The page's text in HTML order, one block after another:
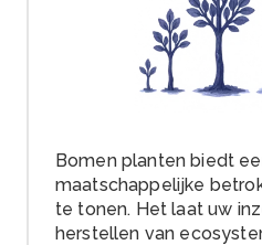
Bomen planten biedt
maatschappelijke
te tonen. Het laat uw
herstellen van